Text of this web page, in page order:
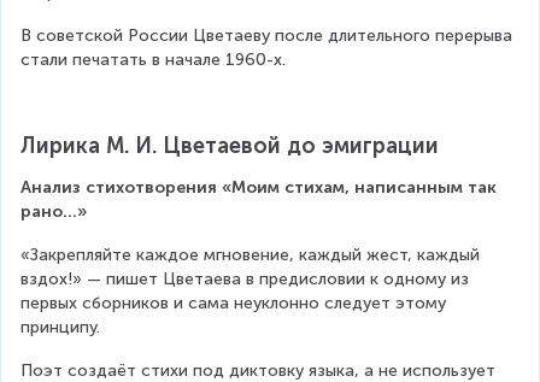
В советской России Цветаеву после длительного перерыва
стали печатать в начале 1960-х.
Лирика М. И. Цветаевой до эмиграции
Анализ стихотворения «Моим стихам, написанным так
рано…»
«Закрепляйте каждое мгновение, каждый жест, каждый
вздох!» — пишет Цветаева в предисловии к одному из
первых сборников и сама неуклонно следует этому
принципу.
Поэт создаёт стихи под диктовку языка, а не использует